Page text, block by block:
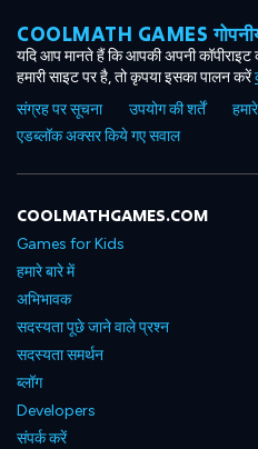
COOLMATH GAMES
यदि आप मानते हैं कि आपकी अपनी कॉपीराइट
हमारी साइट पर है, तो कृपया इसका पालन करें
संग्रह पर सूचना
उपयोग की शर्तें
एडब्लॉक अक्सर किये गए सवाल
COOLMATHGAMES.COM
Games for Kids
हमारे बारे में
अभिभावक
सदस्यता पूछे जाने वाले प्रश्न
सदस्यता समर्थन
ब्लॉग
Developers
संपर्क करें